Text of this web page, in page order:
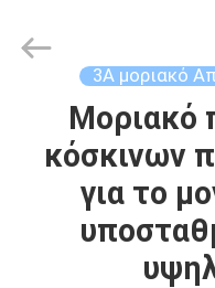
ΑΡΧΙΚΉ
ΠΡΟΪΌΝΤΑ
Technology
Co.,Ltd..
3A μοριακό
Μοριακό
κόσκινων
για το